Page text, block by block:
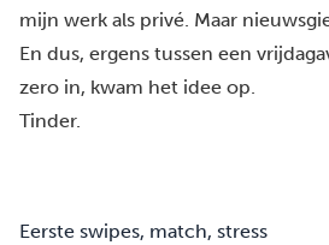
mijn werk als privé. Maar
En dus, ergens tussen een
zero in, kwam het idee op.
Tinder.
Eerste swipes, match, stress